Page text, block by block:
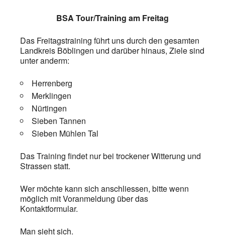
BSA Tour/Training am Freitag
Das Freitagstraining führt uns durch den gesamten
Landkreis Böblingen und darüber hinaus, Ziele sind
unter anderm:
Herrenberg
Merklingen
Nürtingen
Sieben Tannen
Sieben Mühlen Tal
Das Training findet nur bei trockener Witterung und
Strassen statt.
Wer möchte kann sich anschliessen, bitte wenn
möglich mit Voranmeldung über das
Kontaktformular.
Man sieht sich.